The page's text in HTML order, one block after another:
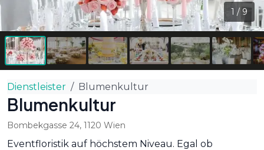
1 / 9
Dienstleister Blumenkultur
Blumenkultur
Bombekgasse 24, 1120 Wien
Eventfloristik auf höchstem Niveau. Egal ob